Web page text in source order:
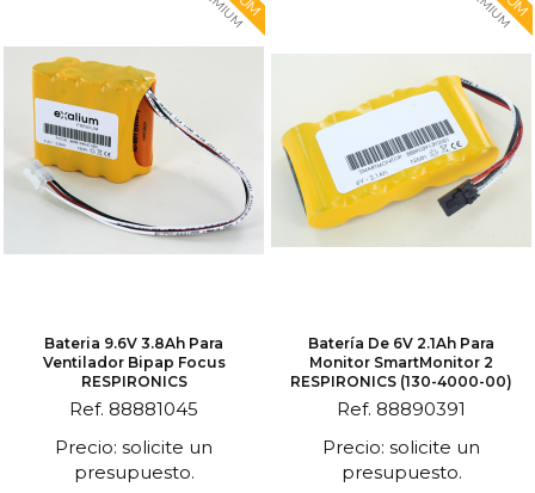
Bateria 9.6V 3.8Ah Para
Ventilador Bipap Focus
RESPIRONICS
Ref. 88881045
Precio: solicite un
presupuesto.
Batería De 6V 2.1Ah Para
Monitor SmartMonitor 2
RESPIRONICS (130-4000-00)
Ref. 88890391
Precio: solicite un
presupuesto.